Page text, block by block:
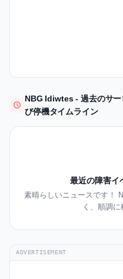
NBG Idiwtes - 過去のサー
び停機タイムライン
最近の障害イ
素晴らしいニュースです！
く、順調に
ADVERTISEMENT